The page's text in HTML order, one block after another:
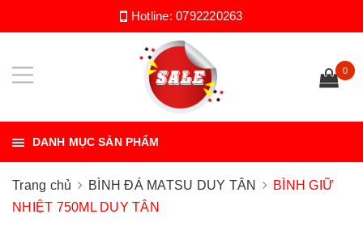
Hotline:0792220263
0
DANH MỤC SẢN PHẨM
Trang chủ BÌNH ĐÁ MATSU DUY TÂN
BÌNH GIỮ
NHIỆT 750ML DUY TÂN